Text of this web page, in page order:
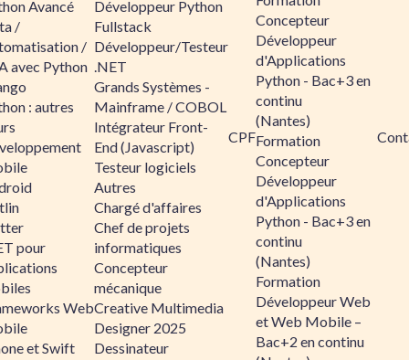
Avancé
/
/
avec Python
: autres
pour
Web
et Swift
Développeur Python
Fullstack
Développeur/Testeur
.NET
Grands Systèmes -
Mainframe / COBOL
Intégrateur Front-
End (Javascript)
Testeur logiciels
Autres
Chargé d'affaires
Chef de projets
informatiques
Concepteur
mécanique
Creative Multimedia
Designer 2025
Dessinateur
CPF
Concepteur
Développeur
d'Applications
Python - Bac+3 en
continu
(Nantes)
Formation
Concepteur
Développeur
d'Applications
Python - Bac+3 en
continu
(Nantes)
Formation
Développeur Web
et Web Mobile –
Bac+2 en continu